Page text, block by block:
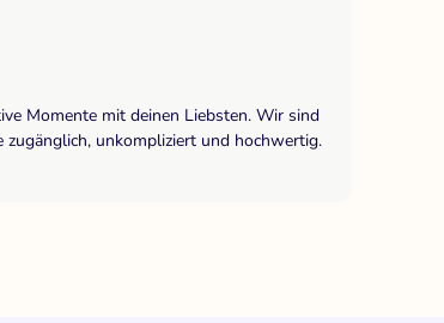
Momente mit deinen Liebsten. Wir sind
zugänglich, unkompliziert und hochwertig.